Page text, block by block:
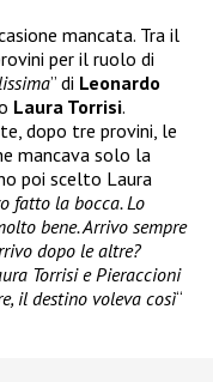
mancata. Tra il
per il ruolo di
” di Leonardo
Laura Torrisi.
dopo tre provini, le
mancava solo la
poi scelto Laura
fatto la bocca. Lo
bene. Arrivo sempre
dopo le altre?
Torrisi e Pieraccioni
il destino voleva così“